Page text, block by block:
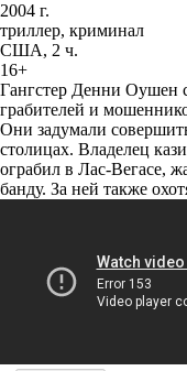
2004 г.
триллер, криминал
США, 2 ч.
16+
Гангстер Денни Оушен
грабителей и
Они задумали
столицах. Владелец
ограбил в Лас-Вегасе,
банду. За ней также